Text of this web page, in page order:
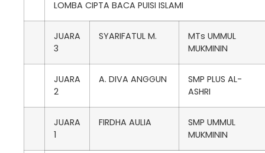
LOMBA CIPTA BACA PUISI ISLAMI
JUARA
3
SYARIFATUL M.
MTs UMMUL
MUKMININ
JUARA
2
A. DIVA ANGGUN
SMP PLUS AL-
ASHRI
JUARA
1
FIRDHA AULIA
SMP UMMUL
MUKMININ